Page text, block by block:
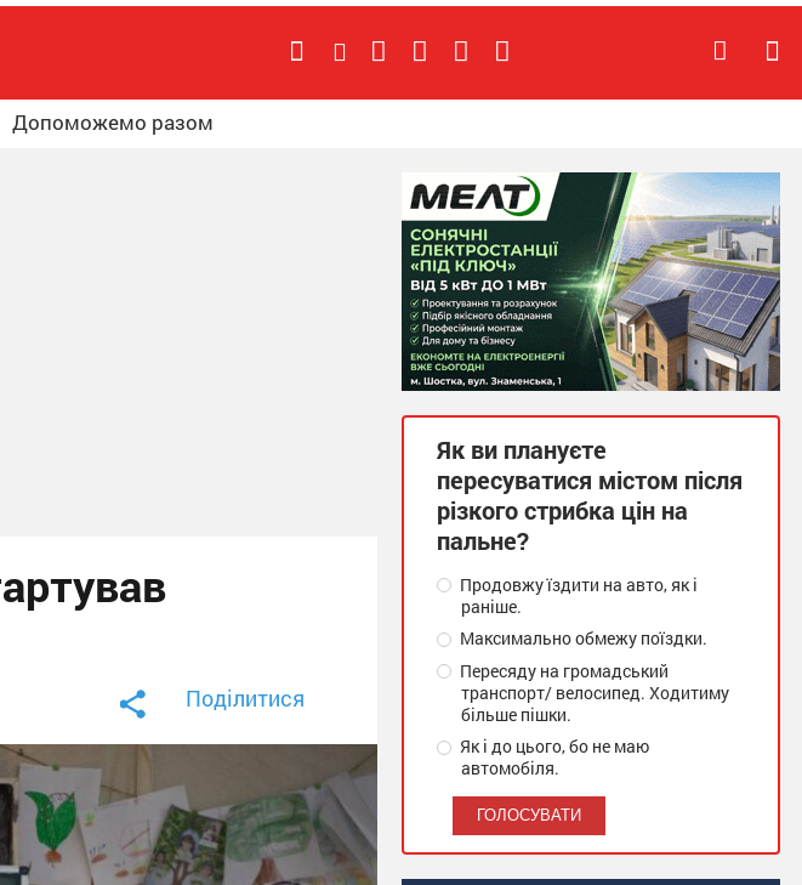
Допоможемо разом
Поділитися
Як ви плануєте
пересуватися містом після
різкого стрибка цін на
пальне?
Продовжу їздити на авто, як і
раніше.
Максимально обмежу поїздки.
Пересяду на громадський
транспорт/ велосипед. Ходитиму
більше пішки.
Як і до цього, бо не маю
автомобіля.